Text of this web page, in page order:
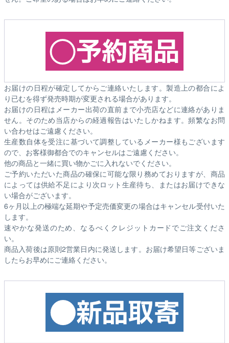
お届けの日程が確定してからご連絡いたします。製造上の都合によ
り已むを得ず発売時期が変更される場合があります。
お届けの日程はメーカー出荷の直前まで小売店などに連絡がありま
せん。そのため当店からの経過報告はいたしかねます。頻繁なお問
い合わせはご遠慮ください。
生産数自体を受注に基づいて調整しているメーカー様もございます
ので、お客様御都合でのキャンセルはご遠慮ください。
他の商品と一緒に買い物かごに入れないでください。
ご予約いただいた商品の確保に可能な限り務めておりますが、商品
によっては供給不足により次ロット生産待ち、またはお届けできな
い場合がございます。
6ヶ月以上の極端な延期や予定売価変更の場合はキャンセル受付いた
します。
速やかな発送のため、なるべくクレジットカードでご注文くださ
い。
商品入荷後は原則2営業日内に発送します。お届け希望日等ございま
したらお早めにご連絡ください。